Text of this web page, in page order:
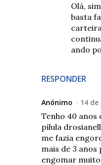
RESPONDER
Olá,
basta
ando
Anónimo 14 de
Tenho 40 anos
pílula
me fazia
mais de 3 anos
engomar